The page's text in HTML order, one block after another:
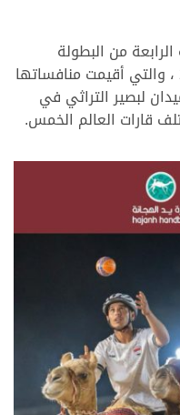
من البطولة
الدولية لكرة يد الهجانة قطر 2025 ، والتي أقيمت منافساتها
إلى 13 أبريل بميدان لبصير التراثي في